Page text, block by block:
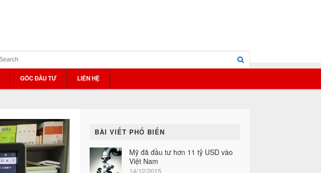
GÓC ĐẦU TƯ LIÊN HỆ
BÀI VIẾT PHỔ BIẾN
Mỹ đã đầu tư hơn 11 tỷ USD vào
Việt Nam
14/12/2015